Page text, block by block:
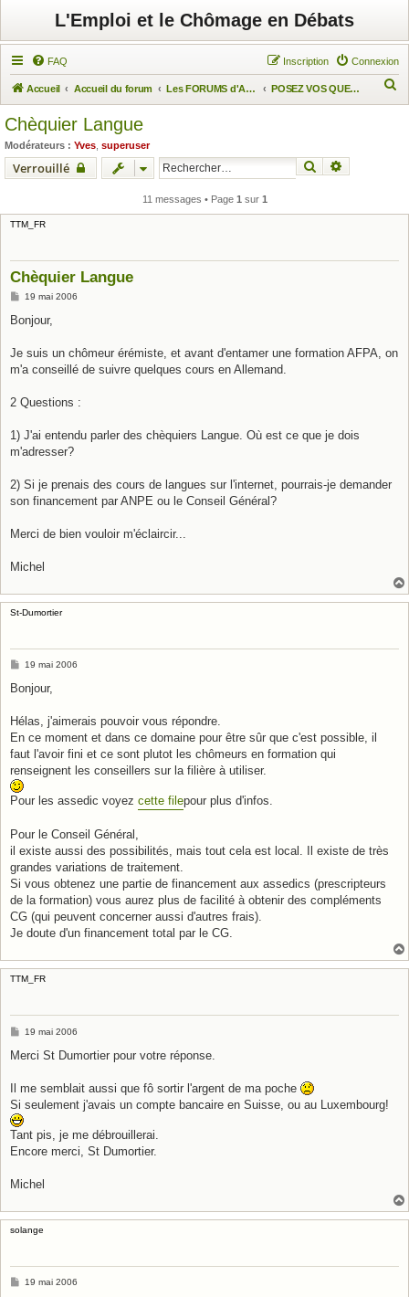
L'Emploi et le Chômage en Débats
FAQ Connexion
Inscription
Accueil Accueil du forum Les FORUMS d'Actuchômage POSEZ VOS QUESTIONS
e
Chèquier Langue
Modérateurs : Yves superuser
Verrouillé Rechercher
11 messages • Page 1 sur 1
TTM_FR
Chèquier Langue
M
s
g
19 mai 2006
Bonjour,
Je suis un chômeur érémiste, et avant d'entamer une formation AFPA, on
m'a conseillé de suivre quelques cours en Allemand.
2 Questions :
1) J'ai entendu parler des chèquiers Langue. Où est ce que je dois
m'adresser?
2) Si je prenais des cours de langues sur l'internet, pourrais-je demander
son financement par ANPE ou le Conseil Général?
Merci de bien vouloir m'éclaircir...
Michel
St-Dumortier
M
s
g
19 mai 2006
Bonjour,
Hélas, j'aimerais pouvoir vous répondre.
En ce moment et dans ce domaine pour être sûr que c'est possible, il
faut l'avoir fini et ce sont plutot les chômeurs en formation qui
renseignent les conseillers sur la filière à utiliser.
Pour les assedic voyez cette filepour plus d'infos.
Pour le Conseil Général,
il existe aussi des possibilités, mais tout cela est local. Il existe de très
grandes variations de traitement.
Si vous obtenez une partie de financement aux assedics (prescripteurs
de la formation) vous aurez plus de facilité à obtenir des compléments
CG (qui peuvent concerner aussi d'autres frais).
Je doute d'un financement total par le CG.
TTM_FR
M
s
g
19 mai 2006
Merci St Dumortier pour votre réponse.
Il me semblait aussi que fô sortir l'argent de ma poche
Si seulement j'avais un compte bancaire en Suisse, ou au Luxembourg!
Tant pis, je me débrouillerai.
Encore merci, St Dumortier.
Michel
solange
M19 mai 2006